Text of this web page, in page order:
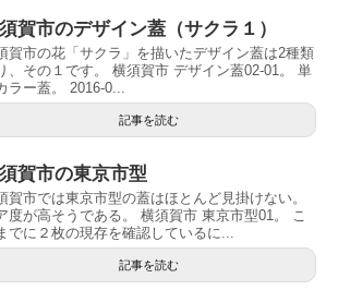
賀市のデザイン蓋（サクラ１）
賀市の花「サクラ」を描いたデザイン蓋は2種類
、その１です。 横須賀市 デザイン蓋02-01。 単
ラー蓋。 2016-0...
記事を読む
賀市の東京市型
賀市では東京市型の蓋はほとんど見掛けない。
度が高そうである。 横須賀市 東京市型01。 こ
でに２枚の現存を確認しているに...
記事を読む